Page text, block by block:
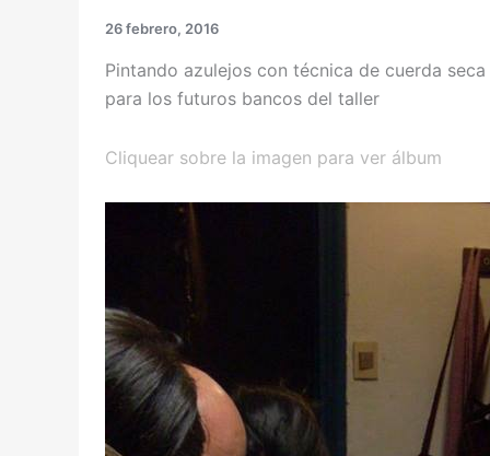
26 febrero, 2016
Pintando azulejos con técnica de cuerda seca
para los futuros bancos del taller
Cliquear sobre la imagen para ver álbum